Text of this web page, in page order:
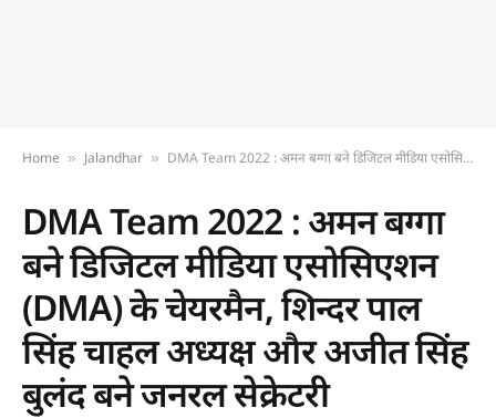
Home » Jalandhar » DMA Team 2022 : अमन बग्गा बने डिजिटल मीडिया एसोसिएशन (DMA) के चेयरमैन, शिन्दर पाल सिंह चाहल अध्यक्ष और अजीत सिंह बुलंद बने जनरल सेक्रेटरी
DMA Team 2022 : अमन बग्गा
बने डिजिटल मीडिया एसोसिएशन
(DMA) के चेयरमैन, शिन्दर पाल
सिंह चाहल अध्यक्ष और अजीत सिंह
बुलंद बने जनरल सेक्रेटरी